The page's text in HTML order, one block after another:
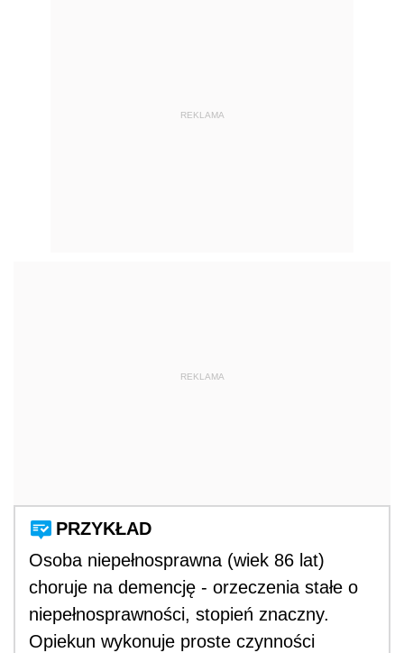
REKLAMA
REKLAMA
PRZYKŁAD
Osoba niepełnosprawna (wiek 86 lat)
choruje na demencję - orzeczenia stałe o
niepełnosprawności, stopień znaczny.
Opiekun wykonuje proste czynności